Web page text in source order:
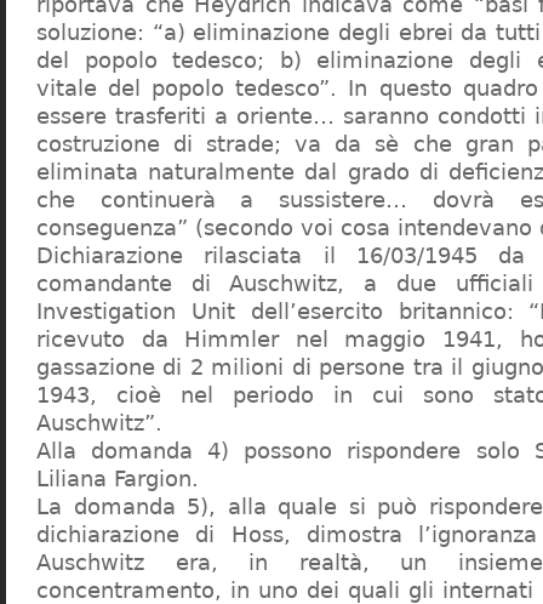
soluzione: “a) eliminazione degli ebrei da
del popolo tedesco; b) eliminazione degli
vitale del popolo tedesco”. In questo
essere trasferiti a oriente… saranno condotti
costruzione di strade; va da sè che gran
eliminata naturalmente dal grado di
che continuerà a sussistere… dovrà
conseguenza” (secondo voi cosa intendevano
Dichiarazione rilasciata il 16/03/1945
comandante di Auschwitz, a due
Investigation Unit dell’esercito britannico:
ricevuto da Himmler nel maggio 1941,
gassazione di 2 milioni di persone tra il
1943, cioè nel periodo in cui sono
Auschwitz”.
Alla domanda 4) possono rispondere solo
Liliana Fargion.
La domanda 5), alla quale si può
dichiarazione di Hoss, dimostra
Auschwitz era, in realtà, un
concentramento, in uno dei quali gli